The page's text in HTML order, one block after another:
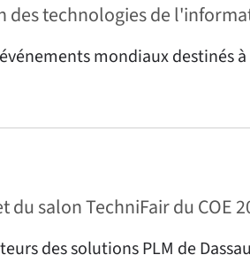
technologies de
mondiaux destinés
salon TechniFair du COE
des solutions PLM de